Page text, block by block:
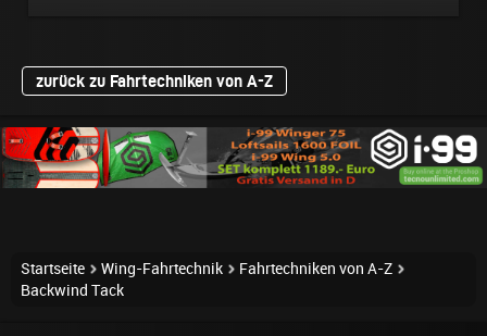
zurück zu Fahrtechniken von A-Z
Startseite Wing-Fahrtechnik
Fahrtechniken von A-Z
Backwind Tack